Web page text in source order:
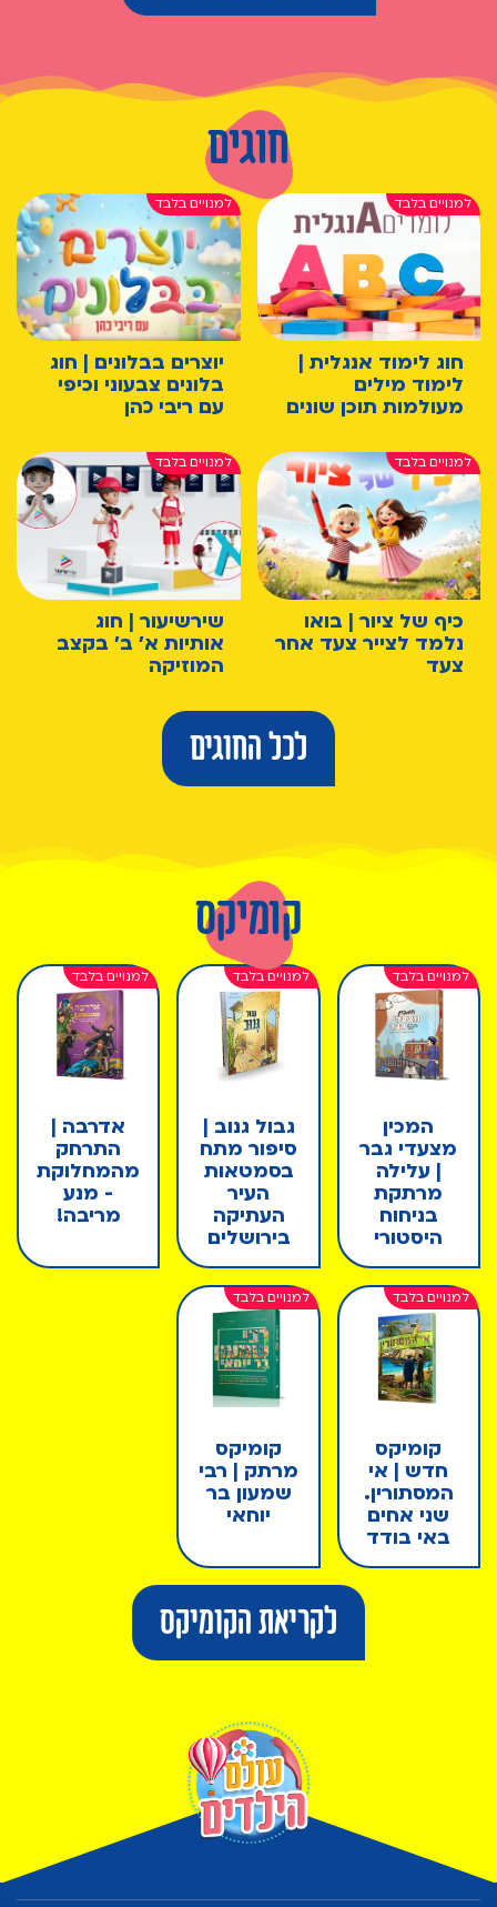
חוגים
חוג לימוד אנגלית |
לימוד מילים
מעולמות תוכן שונים
יוצרים בבלונים | חוג
בלונים צבעוני וכיפי
עם ריבי כהן
כיף של ציור | בואו
נלמד לצייר צעד אחר
צעד
שירשיעור | חוג
אותיות א' ב' בקצב
המוזיקה
לכל החוגים
קומיקס
המכין
מצעדי גבר
| עלילה
מרתקת
בניחוח
היסטורי
גבול גנוב |
סיפור מתח
בסמטאות
העיר
העתיקה
בירושלים
אדרבה |
התרחק
מהמחלוקת
- מנע
מריבה!
קומיקס
חדש | אי
המסתורין.
שני אחים
באי בודד
קומיקס
מרתק | רבי
שמעון בר
יוחאי
לקריאת הקומיקס